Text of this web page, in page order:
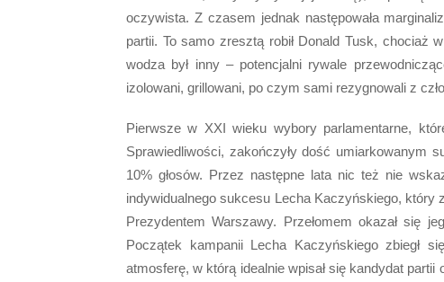
oczywista. Z czasem jednak następowała
partii. To samo zresztą robił Donald Tusk, chociaż
wodza był inny – potencjalni rywale
izolowani, grillowani, po czym sami rezygnowali z
Pierwsze w XXI wieku wybory parlamentarne,
Sprawiedliwości, zakończyły dość umiarkowanym
10% głosów. Przez następne lata nic też nie
indywidualnego sukcesu Lecha Kaczyńskiego,
Prezydentem Warszawy. Przełomem okazał się
Początek kampanii Lecha Kaczyńskiego zbiegł
atmosferę, w którą idealnie wpisał się kandydat